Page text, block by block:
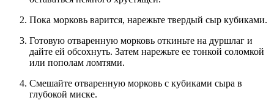
Пока морковь варится, нарежьте твердый сыр кубиками.
Готовую отваренную морковь откиньте на дуршлаг и
дайте ей обсохнуть. Затем нарежьте ее тонкой соломкой
или пополам ломтями.
Смешайте отваренную морковь с кубиками сыра в
глубокой миске.